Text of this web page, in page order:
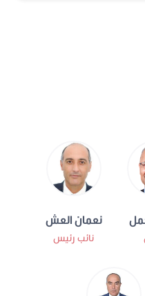
نعمان العش
نائب رئيس